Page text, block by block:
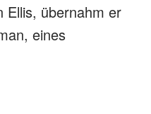
Ellis, übernahm er
eines